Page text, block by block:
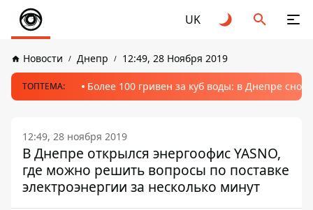
UK
Новости Днепр 12:49, 28 Ноября 2019
ТОПТЕМА: Более 100 гривен за куб воды: в Днепре
12:49, 28 ноября 2019
В Днепре открылся энергоофис YASNO,
где можно решить вопросы по поставке
электроэнергии за несколько минут